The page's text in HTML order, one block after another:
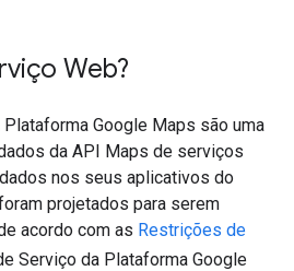
Web?
Google Maps são uma
da API Maps de serviços
nos seus aplicativos do
projetados para serem
acordo com as Restrições de
Serviço da Plataforma Google